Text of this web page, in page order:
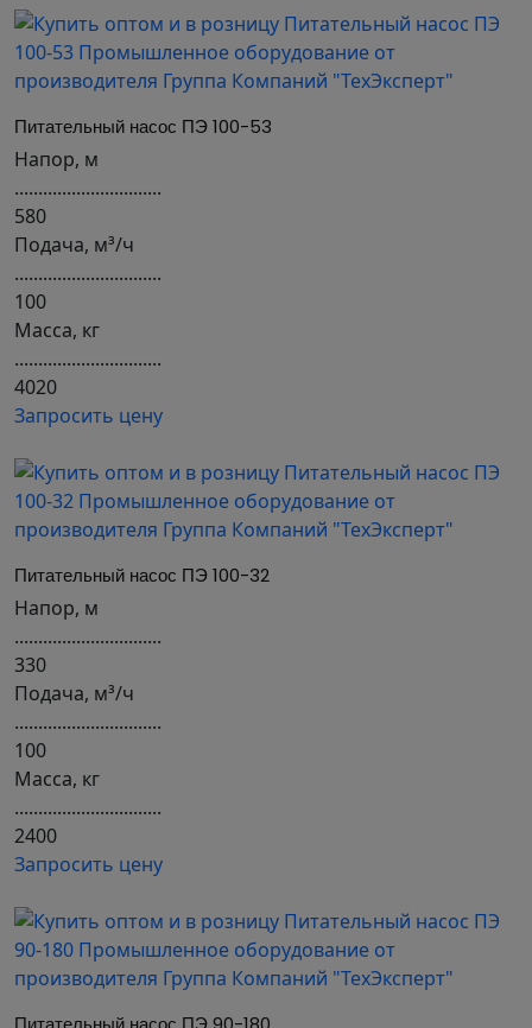
Питательный насос ПЭ 100-53
Напор, м
...............................
580
Подача, м³/ч
...............................
100
Масса, кг
...............................
4020
Запросить цену
Питательный насос ПЭ 100-32
Напор, м
...............................
330
Подача, м³/ч
...............................
100
Масса, кг
...............................
2400
Запросить цену